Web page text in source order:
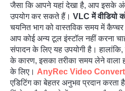
जैसा कि आपने यहां देखा है, आप इसके
उपयोग कर सकते हैं। VLC में वीडियो
चयनित भाग को वास्तविक समय में
आप कोई अन्य टूल इंस्टॉल नहीं करना
संपादन के लिए यह उपयोगी है।
के कारण, इसका तरीका समय लेने वाला
के लिए। AnyRec Video
एडिटिंग का बेहतर अनुभव प्रदान करता